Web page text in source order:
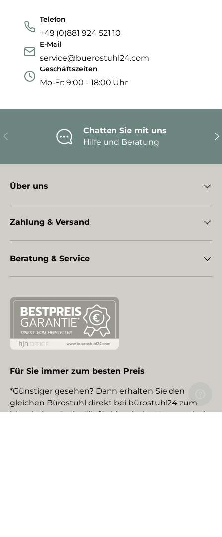
Telefon
+49 (0)881 924 521 10
E-Mail
service@buerostuhl24.com
Geschäftszeiten
Mo-Fr: 9:00 - 18:00 Uhr
Vorherige
Chatten Sie mit uns
Hilfe und Beratung
Über uns
Zahlung & Versand
Beratung & Service
Für Sie immer zum besten Preis
*Günstiger gesehen? Dann erhalten Sie den
gleichen Bürostuhl direkt bei bürostuhl24 zum
identischen Preis. Gilt für identische Neuware bei